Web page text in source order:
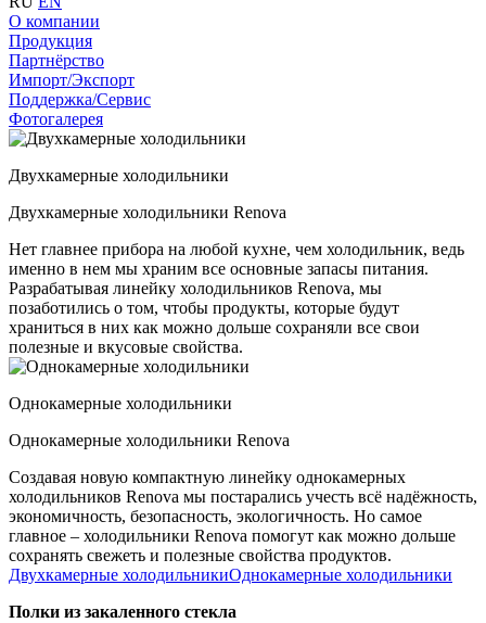
О компании
Продукция
Партнёрство
Импорт/Экспорт
Поддержка/Сервис
Фотогалерея
Двухкамерные холодильники
Двухкамерные холодильники Renova
Нет главнее прибора на любой кухне, чем холодильник, ведь
именно в нем мы храним все основные запасы питания.
Разрабатывая линейку холодильников Renova, мы
позаботились о том, чтобы продукты, которые будут
храниться в них как можно дольше сохраняли все свои
полезные и вкусовые свойства.
Однокамерные холодильники
Однокамерные холодильники Renova
Создавая новую компактную линейку однокамерных
холодильников Renova мы постарались учесть всё надёжность,
экономичность, безопасность, экологичность. Но самое
главное – холодильники Renova помогут как можно дольше
сохранять свежеть и полезные свойства продуктов.
Двухкамерные холодильникиОднокамерные холодильники
Полки из закаленного стекла